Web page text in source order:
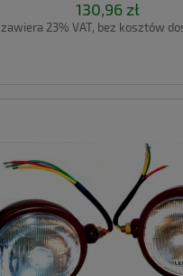
130,96 zł
zawiera 23% VAT, bez kosztów